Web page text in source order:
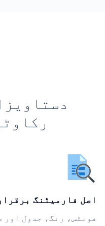
اصل فارمیٹنگ
فونٹس، رنگ، جدول اور